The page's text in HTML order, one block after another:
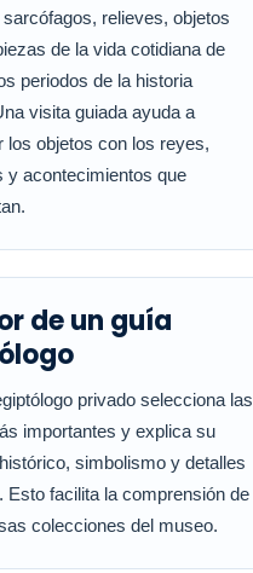
relieves, objetos
de la vida cotidiana de
periodos de la historia
visita guiada ayuda a
los objetos con los reyes,
y acontecimientos que
de un guía
privado selecciona las
importantes y explica su
simbolismo y detalles
Esto facilita la comprensión de
colecciones del museo.